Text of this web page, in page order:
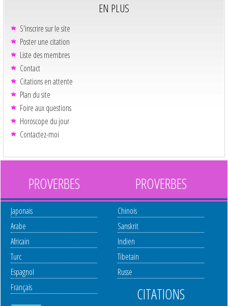
EN PLUS
S'inscrire sur le site
Poster une citation
Liste des membres
Contact
Citations en attente
Plan du site
Foire aux questions
Horoscope du jour
Contactez-moi
PROVERBES
Japonais
Arabe
Africain
Turc
Espagnol
Français
PROVERBES
Chinois
Sanskrit
Indien
Tibetain
Russe
CITATIONS